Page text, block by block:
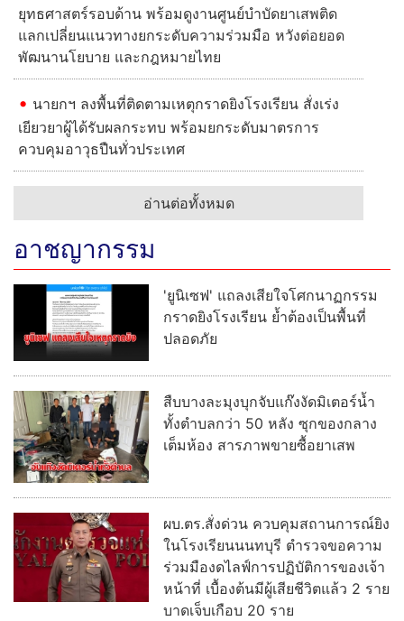
ยุทธศาสตร์รอบด้าน พร้อมดูงานศูนย์บำบัดยาเสพติด
แลกเปลี่ยนแนวทางยกระดับความร่วมมือ หวังต่อยอด
พัฒนานโยบาย และกฎหมายไทย
นายกฯ ลงพื้นที่ติดตามเหตุกราดยิงโรงเรียน สั่งเร่ง
เยียวยาผู้ได้รับผลกระทบ พร้อมยกระดับมาตรการ
ควบคุมอาวุธปืนทั่วประเทศ
อ่านต่อทั้งหมด
อาชญากรรม
'ยูนิเซฟ' แถลงเสียใจโศกนาฏกรรม
กราดยิงโรงเรียน ย้ำต้องเป็นพื้นที่
ปลอดภัย
สืบบางละมุงบุกจับแก๊งงัดมิเตอร์น้ำ
ทั้งตำบลกว่า 50 หลัง ซุกของกลาง
เต็มห้อง สารภาพขายซื้อยาเสพ
ผบ.ตร.สั่งด่วน ควบคุมสถานการณ์ยิง
ในโรงเรียนนนทบุรี ตำรวจขอความ
ร่วมมืองดไลฟ์การปฏิบัติการของเจ้า
หน้าที่ เบื้องต้นมีผู้เสียชีวิตแล้ว 2 ราย
บาดเจ็บเกือบ 20 ราย